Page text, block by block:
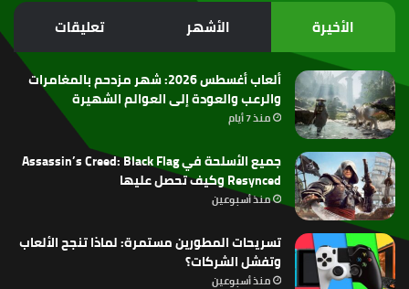
الموقع
RSS
الأخيرة الأشهر تعليقات
ألعاب أغسطس 2026: شهر مزدحم بالمغامرات
والرعب والعودة إلى العوالم الشهيرة
منذ 7 أيام
جميع الأسلحة في Assassin’s Creed: Black Flag
Resynced وكيف تحصل عليها
منذ أسبوعين
تسريحات المطورين مستمرة: لماذا تنجح الألعاب
وتفشل الشركات؟
منذ أسبوعين